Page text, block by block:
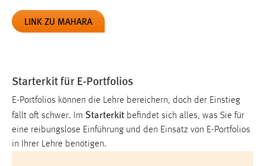
LINK ZU MAHARA
Starterkit für E-Portfolios
E-Portfolios können die Lehre bereichern, doch der Einstieg
fällt oft schwer. Im Starterkit befindet sich alles, was Sie für
eine reibungslose Einführung und den Einsatz von E-Portfolios
in Ihrer Lehre benötigen.
fe_user, be_user, be_lastLoginProvider
Zweck:
Dieser Cookie ist notwendig um sich an der Website
einloggen zu können.
Cookie Laufzeit: